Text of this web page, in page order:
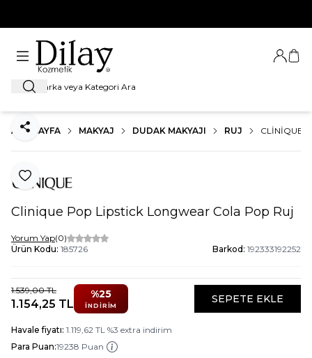
Ara
Giriş
ANA SAYFA MAKYAJ DUDAK MAKYAJI RUJ CLINIQUE
Favoriye Ekle
Paylaş
Clinique Pop Lipstick Longwear Cola Pop Ruj
Yorum Yap(0)
Ürün Kodu: 185726 Barkod: 192333192252
1.539,00TL
1.154,25 TL
%25
İNDIRIM
SEPETE EKLE
Havale fiyatı: 1.119,62 TL %3 extra indirim
Para Puan:19238 Puan